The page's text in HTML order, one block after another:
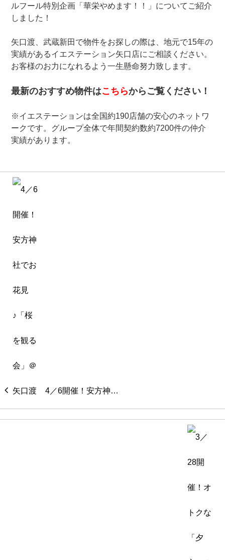
ルフール特別企画「華栄やめます！！」についてご紹介
しました！
矢口渡、武蔵新田で物件をお探しの際は、地元で15年の
実績があるイエステーション矢口店にご相談ください。
お客様のお力になれるよう一生懸命努力致します。
最新のおすすめ物件はこちらからご覧ください！
※イエステーションは全国約190店舗の安心のネットワ
ークです。グループ全体で年間契約数約7200件の仲介
実績があります。
4／6開催！安方神…